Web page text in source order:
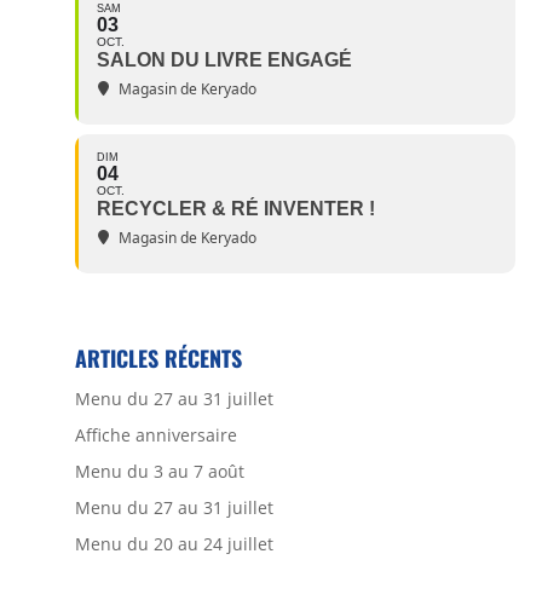
SAM
03
OCT.
SALON DU LIVRE ENGAGÉ
Magasin de Keryado
DIM
04
OCT.
RECYCLER & RÉ INVENTER !
Magasin de Keryado
ARTICLES RÉCENTS
Menu du 27 au 31 juillet
Affiche anniversaire
Menu du 3 au 7 août
Menu du 27 au 31 juillet
Menu du 20 au 24 juillet